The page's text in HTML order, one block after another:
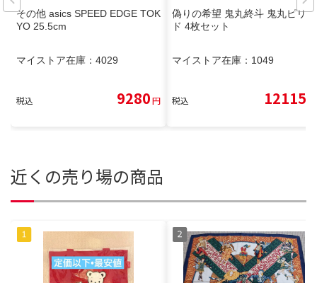
その他 asics SPEED EDGE TOK
YO 25.5cm
マイストア在庫： 4029
税込 9280円
偽りの希望 鬼丸終斗 鬼丸ピリオ
ド 4枚セット
マイストア在庫： 1049
税込 12115
近くの売り場の商品